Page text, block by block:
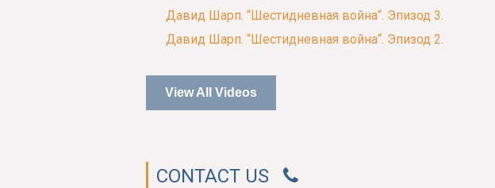
Давид Шарп. “Шестидневная война“. Эпизод 3.
Давид Шарп. “Шестидневная война“. Эпизод 2.
View All Videos
CONTACT US